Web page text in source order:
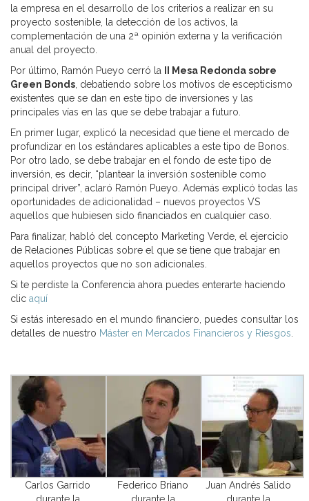
la empresa en el desarrollo de los criterios a realizar en su
proyecto sostenible, la detección de los activos, la
complementación de una 2ª opinión externa y la verificación
anual del proyecto.
Por último, Ramón Pueyo cerró la
II Mesa Redonda sobre
Green Bonds , debatiendo sobre los motivos de escepticismo
existentes que se dan en este tipo de inversiones y las
principales vías en las que se debe trabajar a futuro.
En primer lugar, explicó la necesidad que tiene el mercado de
profundizar en los estándares aplicables a este tipo de Bonos.
Por otro lado, se debe trabajar en el fondo de este tipo de
inversión, es decir, “plantear la inversión sostenible como
principal driver”, aclaró Ramón Pueyo. Además explicó todas las
oportunidades de adicionalidad – nuevos proyectos VS
aquellos que hubiesen sido financiados en cualquier caso.
Para finalizar, habló del concepto Marketing Verde, el ejercicio
de Relaciones Públicas sobre el que se tiene que trabajar en
aquellos proyectos que no son adicionales.
Si te perdiste la Conferencia ahora puedes enterarte haciendo
clic aquí
Si estás interesado en el mundo financiero, puedes consultar los
detalles de nuestro Máster en Mercados Financieros y Riesgos
Carlos Garrido
Federico Briano
Juan Andrés Salido